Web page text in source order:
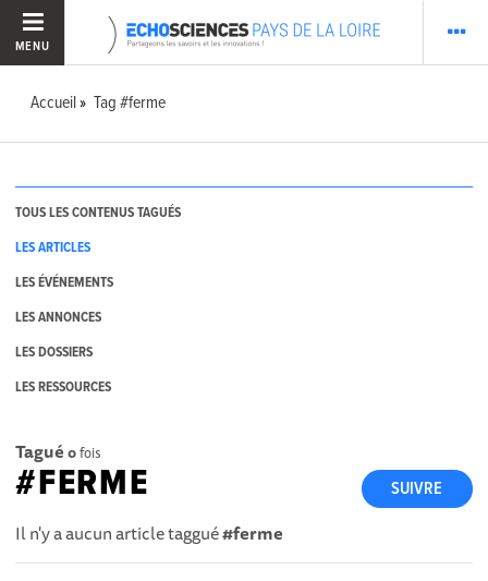
MENU
Accueil Tag #ferme
TOUS LES CONTENUS TAGUÉS
LES ARTICLES
LES ÉVÉNEMENTS
LES ANNONCES
LES DOSSIERS
LES RESSOURCES
Tagué 0fois
SUIVRE
#FERME
Il n'y a aucun article taggué#ferme